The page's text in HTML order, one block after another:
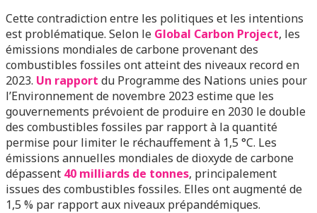
Cette contradiction entre les politiques et les intentions
est problématique. Selon le Global Carbon Project, les
émissions mondiales de carbone provenant des
combustibles fossiles ont atteint des niveaux record en
2023. Un rapport du Programme des Nations unies pour
l’Environnement de novembre 2023 estime que les
gouvernements prévoient de produire en 2030 le double
des combustibles fossiles par rapport à la quantité
permise pour limiter le réchauffement à 1,5 °C. Les
émissions annuelles mondiales de dioxyde de carbone
dépassent 40 milliards de tonnes, principalement
issues des combustibles fossiles. Elles ont augmenté de
1,5 % par rapport aux niveaux prépandémiques.